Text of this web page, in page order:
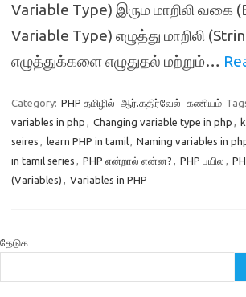
Variable Type) இரும மாறிலி வகை
Variable Type) எழுத்து மாறிலி
எழுத்துக்களை எழுதுதல் மற்றும்…
Category: PHP தமிழில் ஆர்.கதிர்வேல் கணியம்
variables in php , Changing variable type in php ,
seires , learn PHP in tamil, Naming variables in
in tamil series , PHP என்றால் என்ன? , PHP பயில ,
(Variables) , Variables in PHP
தேடுக